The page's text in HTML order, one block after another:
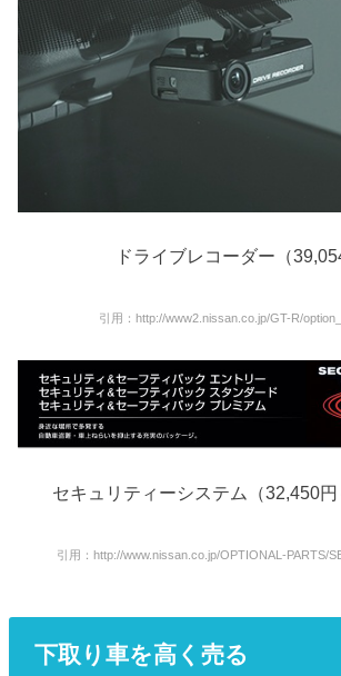
ドライブレコーダー（
引用：http://www2.nissan.co.jp/GT-R/
セキュリティーシステム（32,450円
引用：http://www.nissan.co.jp/OPTIONAL-PARTS/
下取り車を高く売る